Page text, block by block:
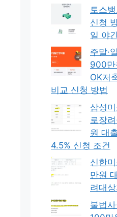
토스
신청
일 야
주말·
900만
OK저
비교 신청 방법
삼성
로장
원 대
4.5% 신청 조건
신한
만원
려대
불법